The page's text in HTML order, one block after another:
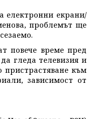
електронни екрани/
проблемът ще
повече време пред
гледа телевизия и
пристрастяване към
зависимост от